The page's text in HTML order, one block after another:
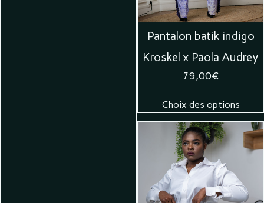
Pantalon batik indigo
Kroskel x Paola Audrey
79,00€
Choix des options